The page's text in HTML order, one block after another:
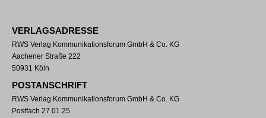
VERLAGSADRESSE
RWS Verlag Kommunikationsforum GmbH & Co. KG
Aachener Straße 222
50931 Köln
POSTANSCHRIFT
RWS Verlag Kommunikationsforum GmbH & Co. KG
Postfach 27 01 25